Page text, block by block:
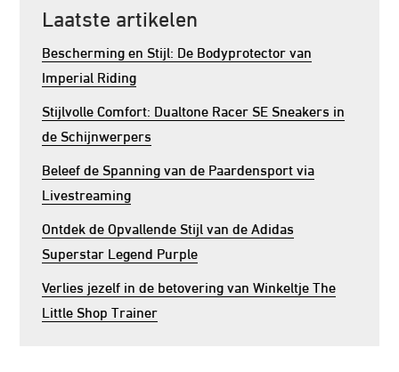
Laatste artikelen
Bescherming en Stijl: De Bodyprotector van
Imperial Riding
Stijlvolle Comfort: Dualtone Racer SE Sneakers in
de Schijnwerpers
Beleef de Spanning van de Paardensport via
Livestreaming
Ontdek de Opvallende Stijl van de Adidas
Superstar Legend Purple
Verlies jezelf in de betovering van Winkeltje The
Little Shop Trainer